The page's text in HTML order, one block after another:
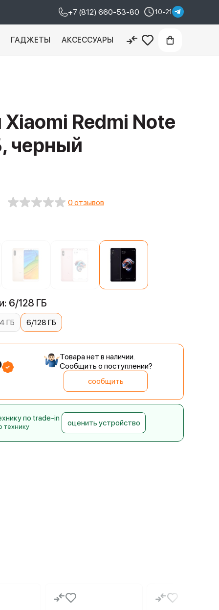
+7 (812) 660-53-80 10-21
ГАДЖЕТЫ АКСЕССУАРЫ
Redmi Note
черный
0 отзывов
6/128 ГБ
ГБ 6/128 ГБ
Товара нет в наличии.
Сообщить о поступлении?
сообщить
по trade-in
технику оценить устройство